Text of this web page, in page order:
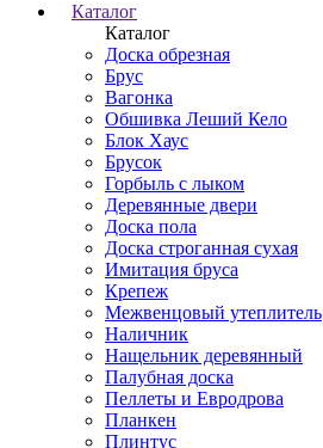
Каталог
Каталог
Доска обрезная
Брус
Вагонка
Обшивка Леший Кело
Блок Хаус
Брусок
Горбыль с лыком
Деревянные двери
Доска пола
Доска строганная сухая
Имитация бруса
Крепеж
Межвенцовый утеплитель
Наличник
Нащельник деревянный
Палубная доска
Пеллеты и Евродрова
Планкен
Плинтус